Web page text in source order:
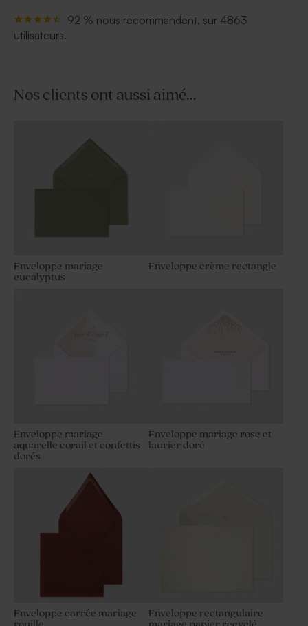
92 % nous recommandent, sur 4863
utilisateurs.
Nos clients ont aussi aimé...
Enveloppe mariage
eucalyptus
Enveloppe crème rectangle
Enveloppe mariage
aquarelle corail et confettis
dorés
Enveloppe mariage rose et
laurier doré
Enveloppe carrée mariage
Enveloppe rectangulaire